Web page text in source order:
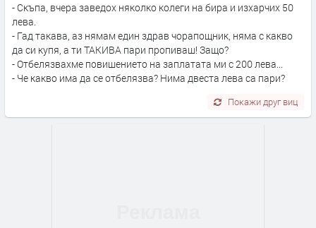
- Скъпа, вчера заведох няколко колеги на бира и изхарчих 50
лева.
- Гад такава, аз нямам един здрав чорапощник, няма с какво
да си купя, а ти ТАКИВА пари пропиваш! Защо?
- Отбелязвахме повишението на заплатата ми с 200 лева...
- Че какво има да се отбелязва? Нима двеста лева са пари?
Покажи друг виц